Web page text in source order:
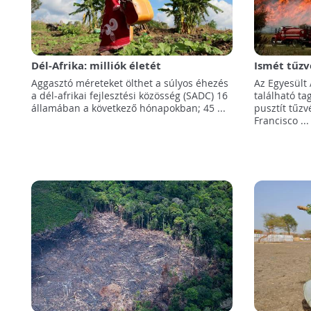
Dél-Afrika: milliók életét
veszélyezteti az évek óta tartó aszály
Aggasztó méreteket ölthet a súlyos éhezés
a dél-afrikai fejlesztési közösség (SADC) 16
államában a következő hónapokban; 45 ...
Ismét
Az
található
pusztít
Francisco ...